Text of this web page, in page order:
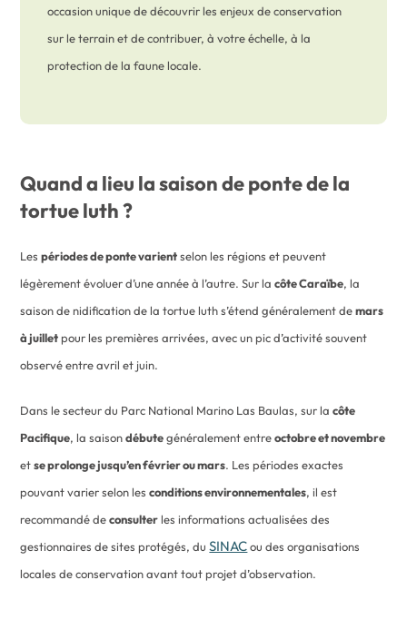
occasion unique de découvrir les enjeux de conservation
sur le terrain et de contribuer, à votre échelle, à la
protection de la faune locale.
Quand a lieu la saison de ponte de la
tortue luth ?
Lespériodes de pontevarientselon les régions et peuvent
légèrement évoluer d’une année à l’autre. Sur lacôte Caraïbe, la
saison de nidification de la tortue luth s’étend généralement demars
à juilletpour les premières arrivées, avec un pic d’activité souvent
observé entre avril et juin.
Dans le secteur du Parc National Marino Las Baulas, sur lacôte
Pacifique, la saisondébutegénéralement entreoctobre et novembre
etse prolonge jusqu’en février ou mars. Les périodes exactes
pouvant varier selon lesconditions environnementales, il est
recommandé deconsulterles informations actualisées des
gestionnaires de sites protégés, duSINACou des organisations
locales de conservation avant tout projet d’observation.